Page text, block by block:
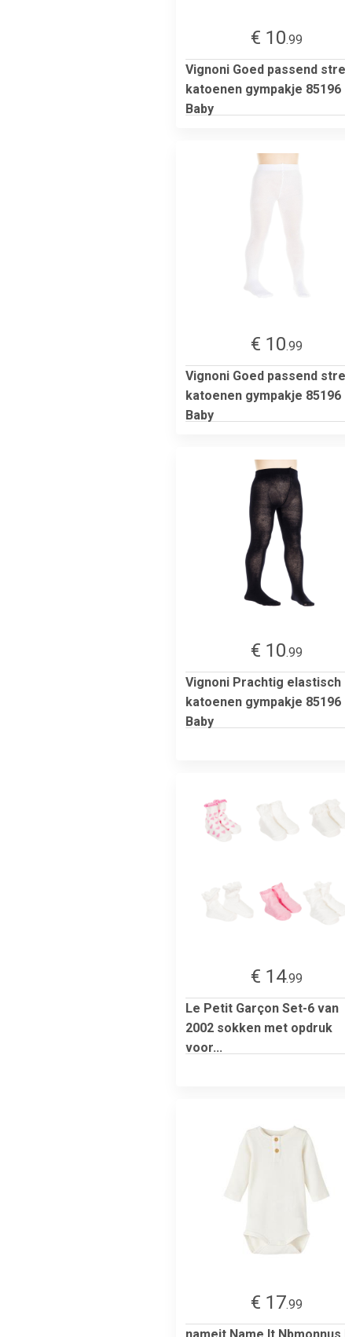
€ 10.99
Vignoni Goed passend
katoenen gympakje 85196
Baby
€ 10.99
Vignoni Goed passend
katoenen gympakje 85196
Baby
€ 10.99
Vignoni Prachtig elastisch
katoenen gympakje 85196
Baby
€ 14.99
Le Petit Garçon Set-6 van
2002 sokken met opdruk
voor...
€ 17.99
nameit Name It Nbmonnus